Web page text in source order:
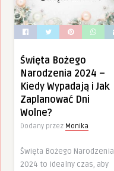
Święta Bożego
Narodzenia 2024 –
Kiedy Wypadają i Jak
Zaplanować Dni
Wolne?
Dodany przez Monika
Święta Bożego Narodzenia
2024 to idealny czas, aby